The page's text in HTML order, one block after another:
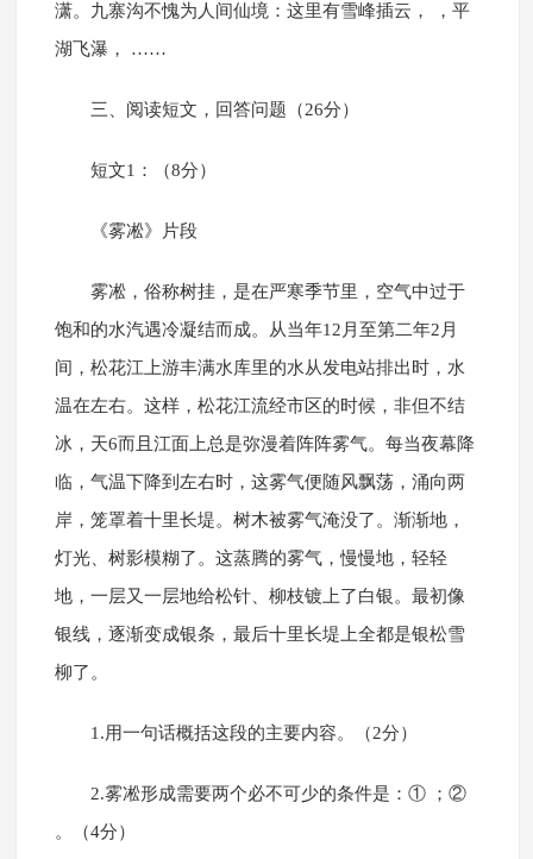
潇。九寨沟不愧为人间仙境：这里有雪峰插云， ，平
湖飞瀑， ……
三、阅读短文，回答问题（26分）
短文1：（8分）
《雾凇》片段
雾凇，俗称树挂，是在严寒季节里，空气中过于
饱和的水汽遇冷凝结而成。从当年12月至第二年2月
间，松花江上游丰满水库里的水从发电站排出时，水
温在左右。这样，松花江流经市区的时候，非但不结
冰，天6而且江面上总是弥漫着阵阵雾气。每当夜幕降
临，气温下降到左右时，这雾气便随风飘荡，涌向两
岸，笼罩着十里长堤。树木被雾气淹没了。渐渐地，
灯光、树影模糊了。这蒸腾的雾气，慢慢地，轻轻
地，一层又一层地给松针、柳枝镀上了白银。最初像
银线，逐渐变成银条，最后十里长堤上全都是银松雪
柳了。
1.用一句话概括这段的主要内容。（2分）
2.雾凇形成需要两个必不可少的条件是：① ；②
。（4分）